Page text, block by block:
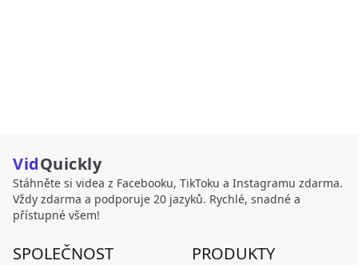
VidQuickly
Stáhněte si videa z Facebooku, TikToku a Instagramu zdarma.
Vždy zdarma a podporuje 20 jazyků. Rychlé, snadné a
přístupné všem!
SPOLEČNOST PRODUKTY